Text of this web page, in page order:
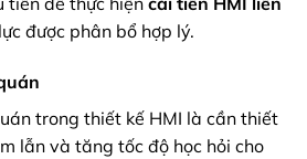
được phân bổ hợp lý.
trong thiết kế HMI là cần thiết
lẫn và tăng tốc độ học hỏi cho